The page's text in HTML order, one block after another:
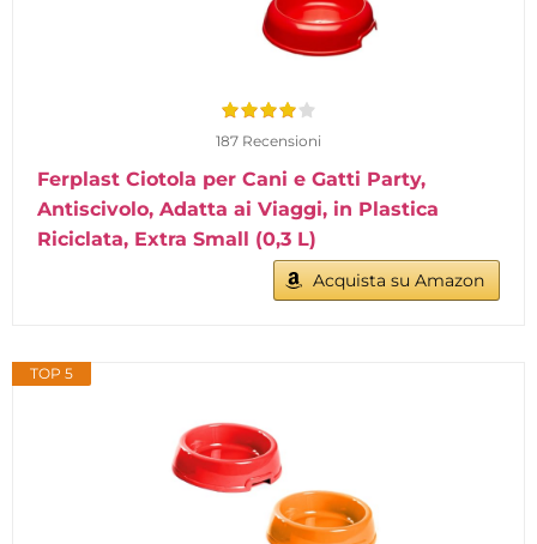
187 Recensioni
Ferplast Ciotola per Cani e Gatti Party,
Antiscivolo, Adatta ai Viaggi, in Plastica
Riciclata, Extra Small (0,3 L)
Acquista su Amazon
TOP 5